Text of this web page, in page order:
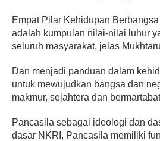
Empat Pilar Kehidupan
adalah kumpulan nilai-nilai luhur
seluruh masyarakat, jelas
Dan menjadi panduan dalam
untuk mewujudkan bangsa dan
makmur, sejahtera dan
Pancasila sebagai ideologi dan
dasar NKRI, Pancasila memiliki